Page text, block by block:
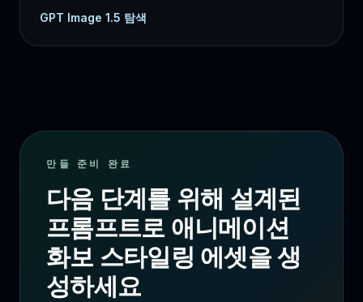
GPT Image 1.5 탐색
만들 준비 완료
다음 단계를 위해 설계된
프롬프트로 애니메이션
화보 스타일링 에셋을 생
성하세요